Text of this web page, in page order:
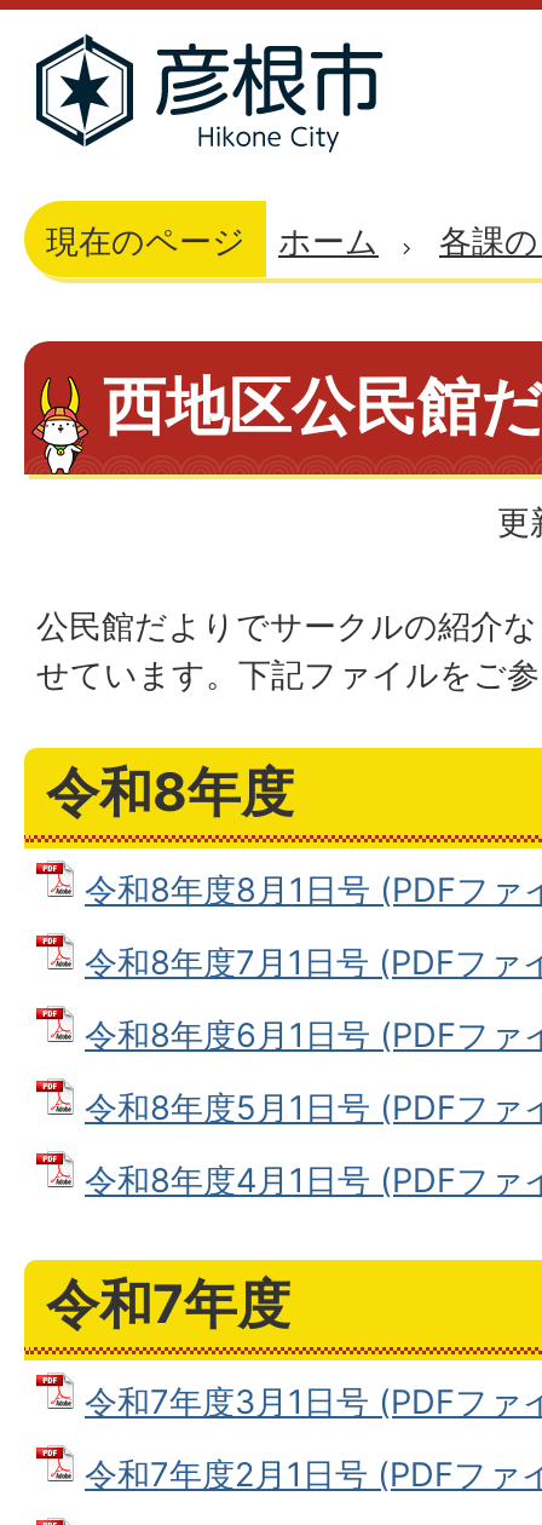
現在のページ ホーム 各課
西地区公民館
更
公民館だよりでサークルの紹介
せています。下記ファイルをご
令和8年度
令和8年度8月1日号 (PDFファ
令和8年度7月1日号 (PDFファ
令和8年度6月1日号 (PDFファ
令和8年度5月1日号 (PDFファ
令和8年度4月1日号 (PDFファ
令和7年度
令和7年度3月1日号 (PDFファ
令和7年度2月1日号 (PDFファ